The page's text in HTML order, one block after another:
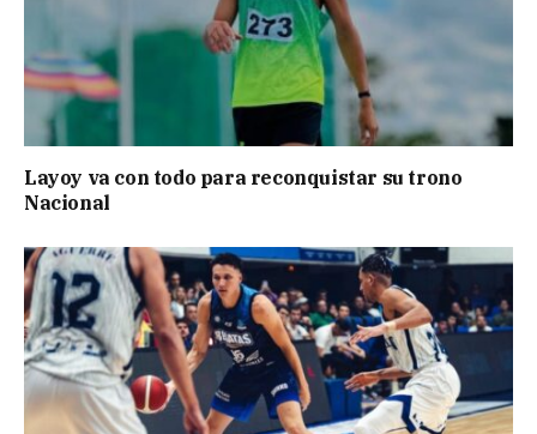
Layoy va con todo para reconquistar su trono
Nacional